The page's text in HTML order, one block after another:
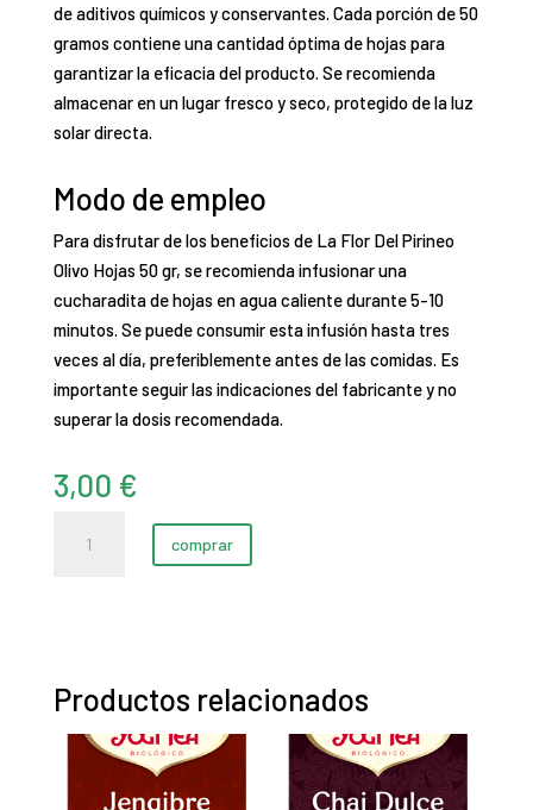
de aditivos químicos y conservantes. Cada porción de 50
gramos contiene una cantidad óptima de hojas para
garantizar la eficacia del producto. Se recomienda
almacenar en un lugar fresco y seco, protegido de la luz
solar directa.
Modo de empleo
Para disfrutar de los beneficios de La Flor Del Pirineo
Olivo Hojas 50 gr, se recomienda infusionar una
cucharadita de hojas en agua caliente durante 5-10
minutos. Se puede consumir esta infusión hasta tres
veces al día, preferiblemente antes de las comidas. Es
importante seguir las indicaciones del fabricante y no
superar la dosis recomendada.
3,00 €
Hojas
cantidad
comprar
Productos relacionados